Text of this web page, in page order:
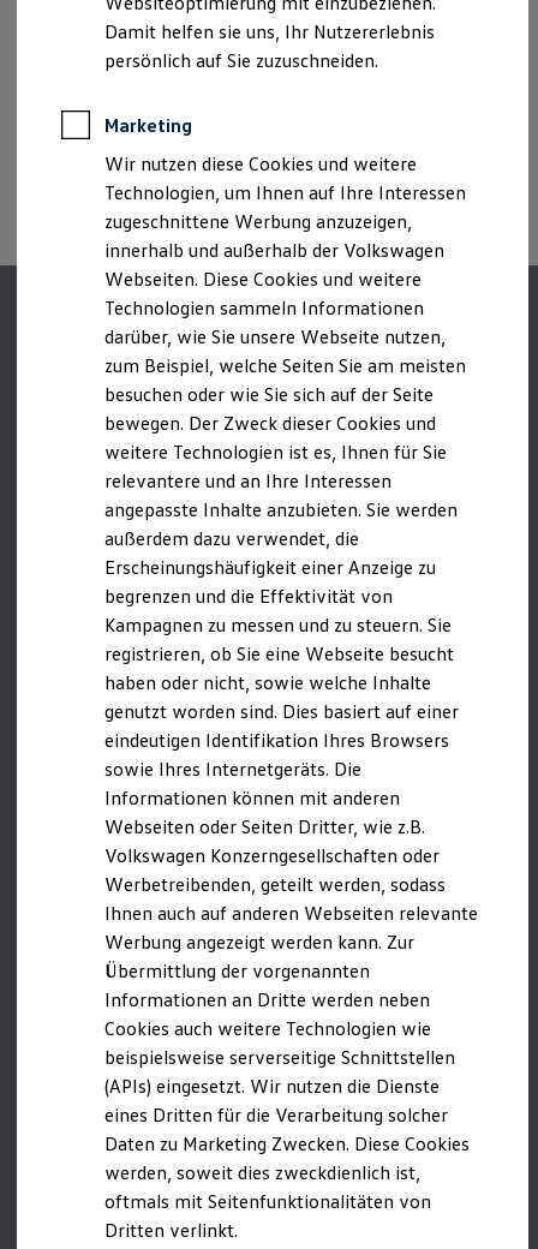
Elektrofahrzeugkonzepte
ID. EVERY1
Reichweite
Rekuperation
Laden unterwegs
Laden Zuhause
Ladestationen finden
Ladezeitensimulator
Batterie
Sicherheit
Nachhaltigkeit
Technologie
Kosten und Kauf
Verbrauchskosten
Kaufoptionen
E-Auto-Förderung
Software und Konnektivität
Die ID. Software 6
ID. Software Versionen und Updates
Digitale Extras
Schnittstellen zu Ihrem ID.
Marke und Erlebnis
Volkswagen R und R Experience
R-Modelle
R Experience
Driving Experience
Volkswagen entdecken
Werkbesichtigung
Lifestyle Shop
T-Roc Kollektion
Golf Kollektion
Volkswagen Kollektion
R-Kollektion
GTI Kollektion
Fußball Drop
we drive football
#wedriveproud
Besitzer und Service
myVolkswagen
Software Updates
Service und Ersatzteile
Inspektion und HU/AU
Reparaturen und Checks
Motorenöl und Flüssigkeiten
Räder und Reifen
Pannen- und Unfallhilfe
Economy Service
Volkswagen Teile
Zubehör
Modellspezifisches Zubehör
Croatia/Hrvatska
Cyprus/Κύπρος
Denmark/Danmark
Estonia/Eesti
Finland/Suomi
France/France
Germany/Deutschland
Greece/Ελλάς
Hungary/Magyarország
Ireland/Éire
Italy/Italia
Latvia/Latvija
Lithuania/Lietuva
Luxembourg/Luxembourg
Netherlands/Nederland
Norway/Norge
Poland/Polska
Portugal/Portugal
Romania/România
Slovakia/Slovensko
Slovenia/Slovenija
Spain/España
Sweden/Sverige
Länder außerhalb der EU | None-EU countries
Bahrain/البحرين
Brazil/Brasil
Canada/Canada
China/中國 / 中国
Israel/ישראל
zwischen den verschiedenen Fahrzeugtypen.
Zusatzausstattungen und Zubehör (Anbauteile, Reifenformat
usw.) können relevante Fahrzeugparameter, wie
Witterungs- und Verkehrsbedingungen sowie dem
individuellen Fahrverhalten den Kraftstoffverbrauch, den
Stromverbrauch, die CO₂-Emissionen und die
Fahrleistungswerte eines Fahrzeugs beeinflussen.
Damit helfen sie uns, Ihr Nutzererlebnis
persönlich auf Sie zuzuschneiden.
Marketing
Wir nutzen diese Cookies und weitere
Technologien, um Ihnen auf Ihre Interessen
zugeschnittene Werbung anzuzeigen,
innerhalb und außerhalb der Volkswagen
Webseiten. Diese Cookies und weitere
Technologien sammeln Informationen
darüber, wie Sie unsere Webseite nutzen,
zum Beispiel, welche Seiten Sie am meisten
besuchen oder wie Sie sich auf der Seite
bewegen. Der Zweck dieser Cookies und
weitere Technologien ist es, Ihnen für Sie
relevantere und an Ihre Interessen
angepasste Inhalte anzubieten. Sie werden
außerdem dazu verwendet, die
Erscheinungshäufigkeit einer Anzeige zu
begrenzen und die Effektivität von
Kampagnen zu messen und zu steuern. Sie
registrieren, ob Sie eine Webseite besucht
haben oder nicht, sowie welche Inhalte
genutzt worden sind. Dies basiert auf einer
eindeutigen Identifikation Ihres Browsers
sowie Ihres Internetgeräts. Die
Informationen können mit anderen
Webseiten oder Seiten Dritter, wie z.B.
Volkswagen Konzerngesellschaften oder
Werbetreibenden, geteilt werden, sodass
Ihnen auch auf anderen Webseiten relevante
Werbung angezeigt werden kann. Zur
Übermittlung der vorgenannten
Informationen an Dritte werden neben
Cookies auch weitere Technologien wie
beispielsweise serverseitige Schnittstellen
(APIs) eingesetzt. Wir nutzen die Dienste
eines Dritten für die Verarbeitung solcher
Daten zu Marketing Zwecken. Diese Cookies
werden, soweit dies zweckdienlich ist,
oftmals mit Seitenfunktionalitäten von
Dritten verlinkt.